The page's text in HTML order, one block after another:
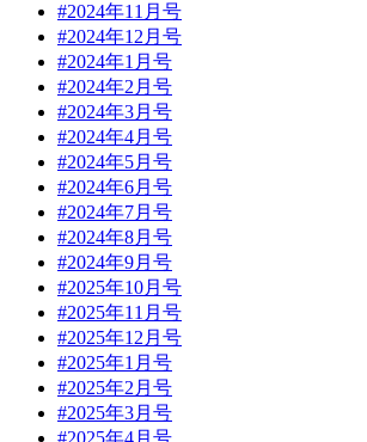
#2024年11月号
#2024年12月号
#2024年1月号
#2024年2月号
#2024年3月号
#2024年4月号
#2024年5月号
#2024年6月号
#2024年7月号
#2024年8月号
#2024年9月号
#2025年10月号
#2025年11月号
#2025年12月号
#2025年1月号
#2025年2月号
#2025年3月号